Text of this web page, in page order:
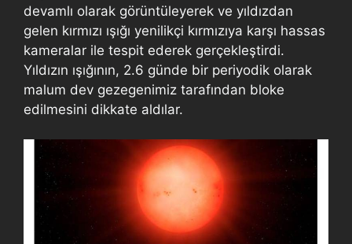
devamlı olarak görüntüleyerek ve yıldızdan
gelen kırmızı ışığı yenilikçi kırmızıya karşı hassas
kameralar ile tespit ederek gerçekleştirdi.
Yıldızın ışığının, 2.6 günde bir periyodik olarak
malum dev gezegenimiz tarafından bloke
edilmesini dikkate aldılar.